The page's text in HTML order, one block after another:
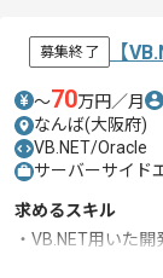
募集終了 【
〜70万円／月
なんば(大阪府)
VB.NET/Oracle
サーバーサイド
求めるスキル
・VB.NET用いた開